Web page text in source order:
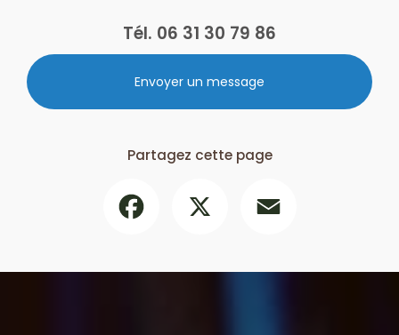
Tél. 06 31 30 79 86
Envoyer un message
Partagez cette page